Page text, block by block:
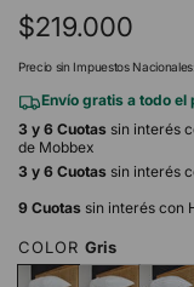
Precio
regular
$219.000
Precio sin Impuestos Nacionales:
Envío gratis a todo el
3 y 6 Cuotas sin interés
de Mobbex
3 y 6 Cuotas sin interés
9 Cuotas sin interés con
COLOR Gris
G
B
N